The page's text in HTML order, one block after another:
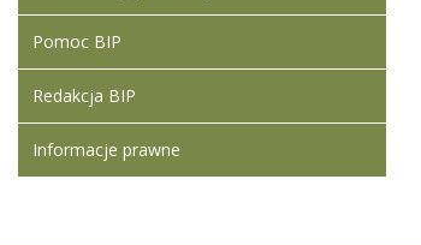
Pomoc BIP
Redakcja BIP
Informacje prawne